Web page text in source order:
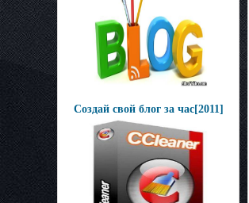
Создай свой блог за час[2011]